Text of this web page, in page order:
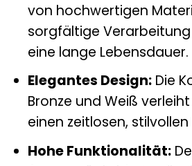
von hochwertigen
sorgfältige
eine lange Lebensdauer.
Elegantes Design:Die
Bronze und Weiß
einen zeitlosen, stilvollen
Hohe Funktionalität: